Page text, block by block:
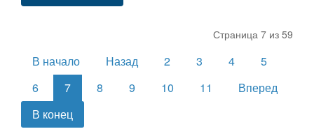
Страница 7 из 59
В начало Назад 2 3 4
5
6
7 8 9 10 11
Вперед
В конец